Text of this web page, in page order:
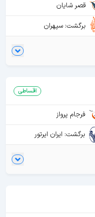
قصر شایان
برگشت: سپهران
اقساطی
فرجام پرواز
برگشت: ایران ایرتور